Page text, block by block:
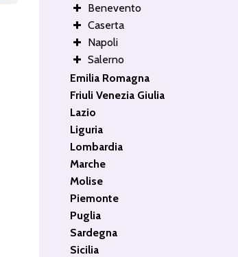
Benevento
Caserta
Napoli
Salerno
Emilia Romagna
Friuli Venezia Giulia
Lazio
Liguria
Lombardia
Marche
Molise
Piemonte
Puglia
Sardegna
Sicilia